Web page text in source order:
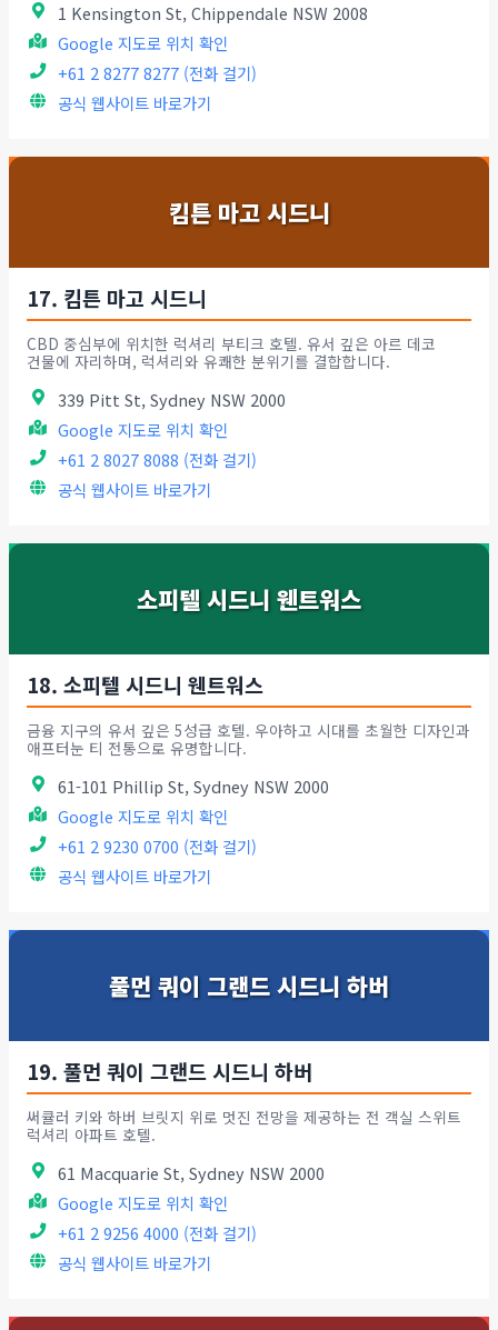
1 Kensington St, Chippendale NSW 2008
Google 지도로 위치 확인
+61 2 8277 8277 (전화 걸기)
공식 웹사이트 바로가기
킴튼 마고 시드니
17. 킴튼 마고 시드니
CBD 중심부에 위치한 럭셔리 부티크 호텔. 유서 깊은 아르 데코
건물에 자리하며, 럭셔리와 유쾌한 분위기를 결합합니다.
339 Pitt St, Sydney NSW 2000
Google 지도로 위치 확인
+61 2 8027 8088 (전화 걸기)
공식 웹사이트 바로가기
소피텔 시드니 웬트워스
18. 소피텔 시드니 웬트워스
금융 지구의 유서 깊은 5성급 호텔. 우아하고 시대를 초월한 디자인과
애프터눈 티 전통으로 유명합니다.
61-101 Phillip St, Sydney NSW 2000
Google 지도로 위치 확인
+61 2 9230 0700 (전화 걸기)
공식 웹사이트 바로가기
풀먼 쿼이 그랜드 시드니 하버
19. 풀먼 쿼이 그랜드 시드니 하버
써큘러 키와 하버 브릿지 위로 멋진 전망을 제공하는 전 객실 스위트
럭셔리 아파트 호텔.
61 Macquarie St, Sydney NSW 2000
Google 지도로 위치 확인
+61 2 9256 4000 (전화 걸기)
공식 웹사이트 바로가기